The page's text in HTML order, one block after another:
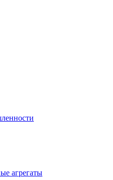
агрегаты